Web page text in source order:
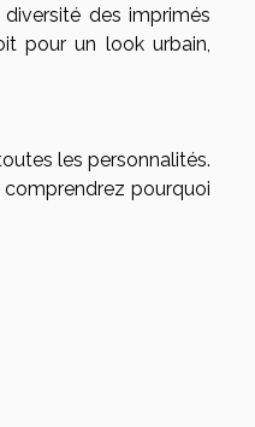
des imprimés
pour un look urbain,
les personnalités.
pourquoi